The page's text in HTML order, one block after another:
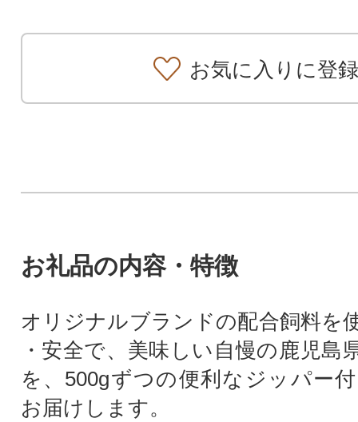
お気に入りに登録
お礼品の内容・特徴
オリジナルブランドの配合飼料を
・安全で、美味しい自慢の鹿児島
を、500gずつの便利なジッパー
お届けします。